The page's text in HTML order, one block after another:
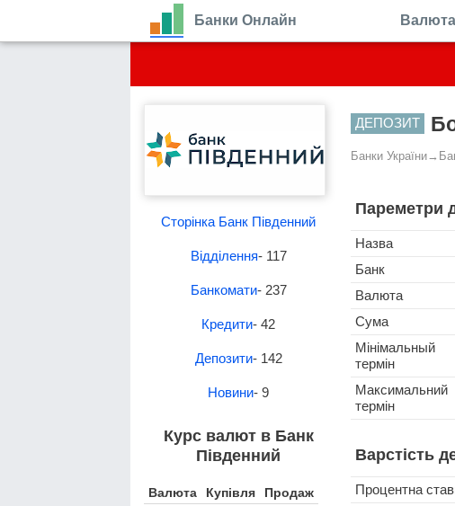
Банки Онлайн Валюта
Сторінка Банк Південний
Відділення- 117
Банкомати- 237
Кредити- 42
Депозити- 142
Новини- 9
Курс валют в Банк
Південний
Валюта Купівля Продаж
ДЕПОЗИТ
Банки України→
Пареметри
Назва
Банк
Валюта
Сума
Мінімальный
термін
Максимальний
термін
Варстість
Процентна